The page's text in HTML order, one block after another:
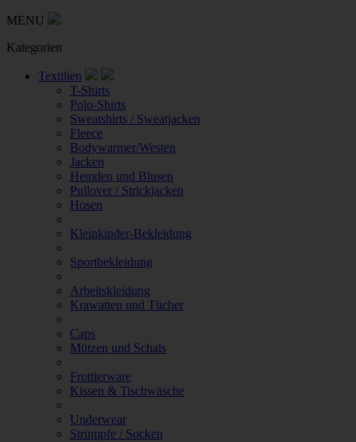
MENU
Kategorien
Textilien
T-Shirts
Polo-Shirts
Sweatshirts / Sweatjacken
Fleece
Bodywarmer/Westen
Jacken
Hemden und Blusen
Pullover / Strickjacken
Hosen
Kleinkinder-Bekleidung
Sportbekleidung
Arbeitskleidung
Krawatten und Tücher
Caps
Mützen und Schals
Frottierware
Kissen & Tischwäsche
Underwear
Strümpfe / Socken